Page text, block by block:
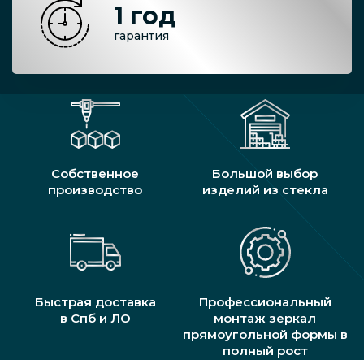
1 год
гарантия
Собственное
производство
Большой выбор
изделий из стекла
Быстрая доставка
в Спб и ЛО
Профессиональный
монтаж зеркал
прямоугольной формы в
полный рост